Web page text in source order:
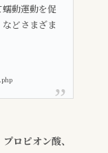
動運動を促
どさまざま
ロピオン酸、